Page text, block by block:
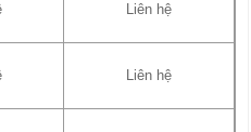
Liên hệ
Liên hệ